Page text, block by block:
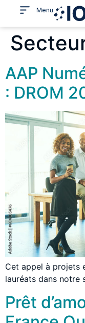
Menu
AAP
: DROM
Cet appel à projets
lauréats dans notre
Prêt